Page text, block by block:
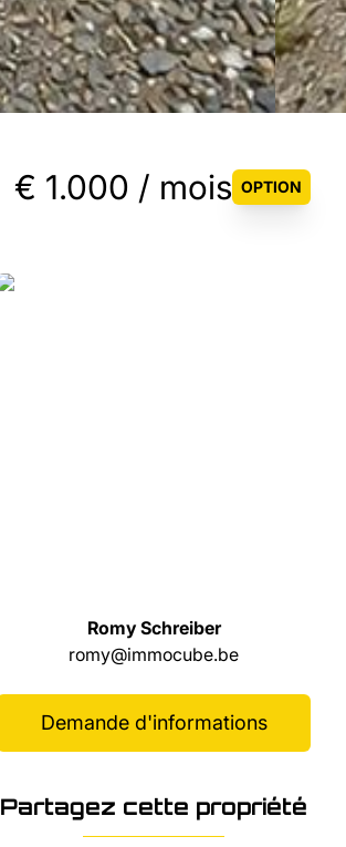
€ 1.000 / mois OPTION
Romy Schreiber
romy@immocube.be
Demande d'informations
Partagez cette propriété